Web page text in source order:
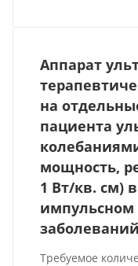
Аппарат
на
пациента
мощность,
1 Вт/кв. см)
Требуемое